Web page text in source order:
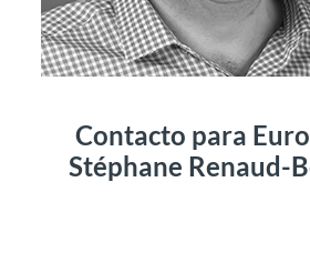
Contacto para
Stéphane Renaud-